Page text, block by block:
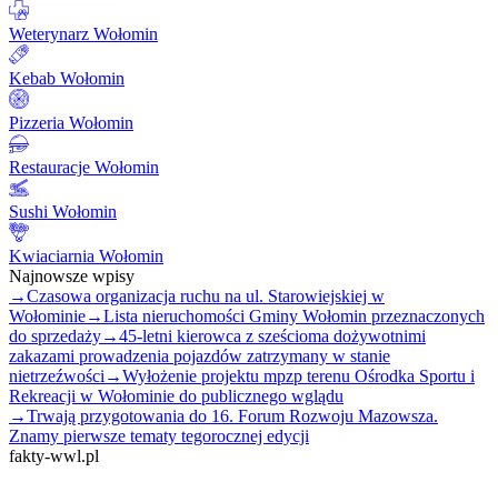
Weterynarz Wołomin
Kebab Wołomin
Pizzeria Wołomin
Restauracje Wołomin
Sushi Wołomin
Kwiaciarnia Wołomin
Najnowsze wpisy
→Czasowa organizacja ruchu na ul. Starowiejskiej w
Wołominie→Lista nieruchomości Gminy Wołomin przeznaczonych
do sprzedaży→45-letni kierowca z sześcioma dożywotnimi
zakazami prowadzenia pojazdów zatrzymany w stanie
nietrzeźwości →Wyłożenie projektu mpzp terenu Ośrodka Sportu i
Rekreacji w Wołominie do publicznego wglądu
→Trwają przygotowania do 16. Forum Rozwoju Mazowsza.
Znamy pierwsze tematy tegorocznej edycji
fakty-wwl.pl